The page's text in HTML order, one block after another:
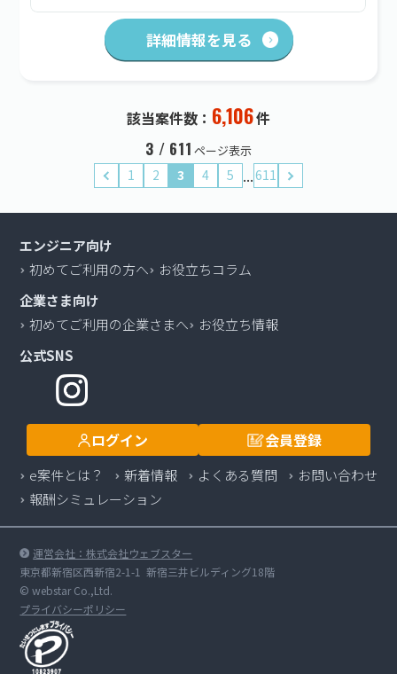
詳細情報を見る
該当案件数： 6,106件
3 / 611 ページ表示
1 2 3 4 5 ...611
エンジニア向け
初めてご利用の方へ
お役立ちコラム
企業さま向け
初めてご利用の企業さまへ
お役立ち情報
公式SNS
ログイン 会員登録
e案件とは？ 新着情報 よくある質問
お問い合わせ
報酬シミュレーション
運営会社：株式会社ウェブスター
東京都新宿区西新宿2-1-1 新宿三井ビルディング18階
© webstar Co.,Ltd.
プライバシーポリシー